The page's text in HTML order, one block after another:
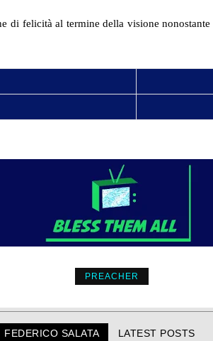
di felicità al termine della visione
PREACHER
FEDERICO SALATA LATEST POSTS